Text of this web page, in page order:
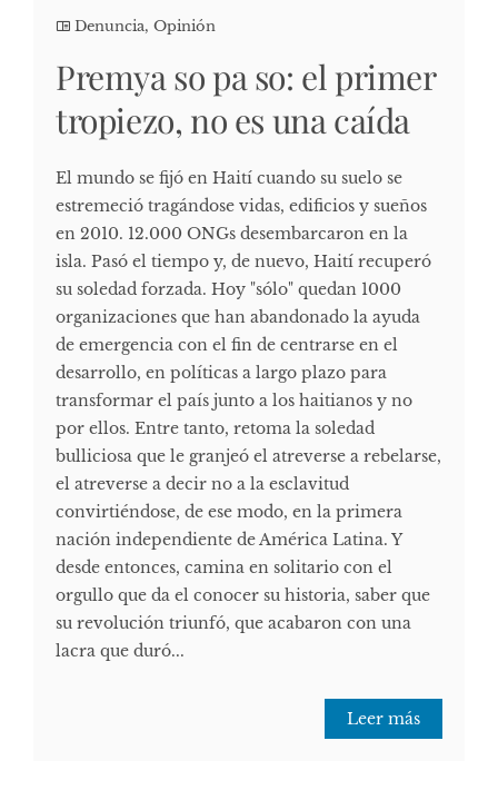
Denuncia, Opinión
Premya so pa so: el primer
tropiezo, no es una caída
El mundo se fijó en Haití cuando su suelo se
estremeció tragándose vidas, edificios y sueños
en 2010. 12.000 ONGs desembarcaron en la
isla. Pasó el tiempo y, de nuevo, Haití recuperó
su soledad forzada. Hoy "sólo" quedan 1000
organizaciones que han abandonado la ayuda
de emergencia con el fin de centrarse en el
desarrollo, en políticas a largo plazo para
transformar el país junto a los haitianos y no
por ellos. Entre tanto, retoma la soledad
bulliciosa que le granjeó el atreverse a rebelarse,
el atreverse a decir no a la esclavitud
convirtiéndose, de ese modo, en la primera
nación independiente de América Latina. Y
desde entonces, camina en solitario con el
orgullo que da el conocer su historia, saber que
su revolución triunfó, que acabaron con una
lacra que duró...
Leer más